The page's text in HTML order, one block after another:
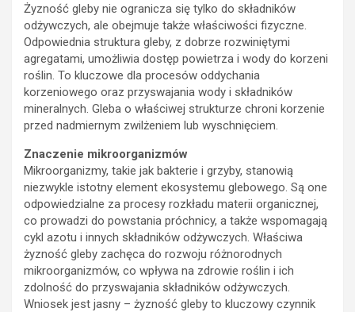
Żyzność gleby nie ogranicza się tylko do składników
odżywczych, ale obejmuje także właściwości fizyczne.
Odpowiednia struktura gleby, z dobrze rozwiniętymi
agregatami, umożliwia dostęp powietrza i wody do korzeni
roślin. To kluczowe dla procesów oddychania
korzeniowego oraz przyswajania wody i składników
mineralnych. Gleba o właściwej strukturze chroni korzenie
przed nadmiernym zwilżeniem lub wyschnięciem.
Znaczenie mikroorganizmów
Mikroorganizmy, takie jak bakterie i grzyby, stanowią
niezwykle istotny element ekosystemu glebowego. Są one
odpowiedzialne za procesy rozkładu materii organicznej,
co prowadzi do powstania próchnicy, a także wspomagają
cykl azotu i innych składników odżywczych. Właściwa
żyzność gleby zachęca do rozwoju różnorodnych
mikroorganizmów, co wpływa na zdrowie roślin i ich
zdolność do przyswajania składników odżywczych.
Wniosek jest jasny – żyzność gleby to kluczowy czynnik